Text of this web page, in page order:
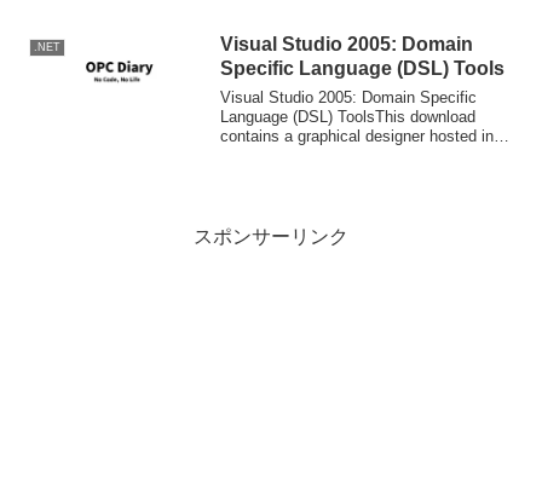
.NET
Visual Studio 2005: Domain
Specific Language (DSL) Tools
Visual Studio 2005: Domain Specific
Language (DSL) ToolsThis download
contains a graphical designer hosted in
スポンサーリンク